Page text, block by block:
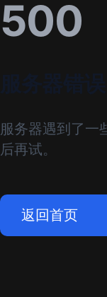
500
服务器遇到了一
后再试。
返回首页